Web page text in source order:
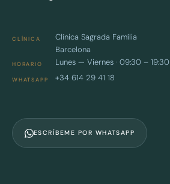
CLÍNICA
Clínica Sagrada Família
Barcelona
HORARIO Lunes — Viernes · 09:30 – 19:30
WHATSAPP +34 614 29 41 18
ESCRÍBEME POR WHATSAPP